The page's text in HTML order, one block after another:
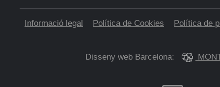
Informació legal Política de Cookies Política de
Disseny web Barcelona: